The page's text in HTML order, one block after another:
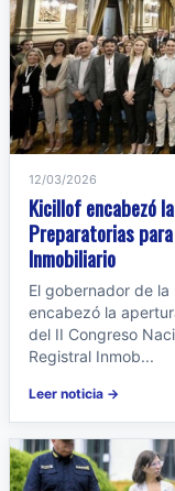
12/03/2026
Kicillof encabezó
Preparatorias
Inmobiliario
El gobernador de la
encabezó la
del II Congreso
Registral Inmob...
Leer noticia →